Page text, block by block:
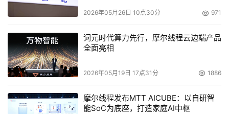
2026年05月26日 10点30分 971
词元时代算力先行，摩尔线程云边端产品
全面亮相
2026年05月19日 17点31分 1886
摩尔线程发布MTT AICUBE：以自研智
能SoC为底座，打造家庭AI中枢